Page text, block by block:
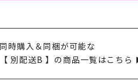
同時購入＆同梱が可能な
【 別配送B 】の商品一覧はこちら